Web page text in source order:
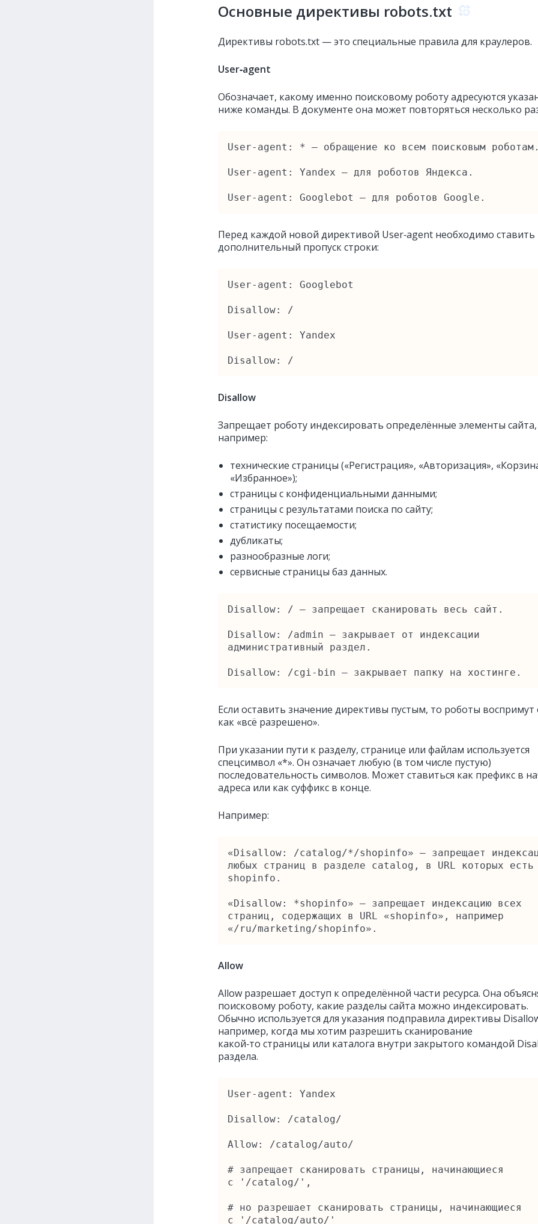
Основные директивы robots.txt
Директивы robots.txt — это специальные правила для краулеров.
User‑agent
Обозначает, какому именно поисковому роботу адресуются
ниже команды. В документе она может повторяться несколько
User‑agent: * — обращение ко всем поисковым
User‑agent: Yandex — для роботов Яндекса.
User‑agent: Googlebot — для роботов Google.
Перед каждой новой директивой User‑agent необходимо ставить
дополнительный пропуск строки:
User‑agent: Googlebot
Disallow: /
User‑agent: Yandex
Disallow: /
Disallow
Запрещает роботу индексировать определённые элементы сайта,
например:
технические страницы («Регистрация», «Авторизация»,
«Избранное»);
страницы с конфиденциальными данными;
страницы с результатами поиска по сайту;
статистику посещаемости;
дубликаты;
разнообразные логи;
сервисные страницы баз данных.
Disallow: / — запрещает сканировать весь сайт.
Disallow: /admin — закрывает от индексации
административный раздел.
Disallow: /cgi-bin — закрывает папку на хостинге.
Если оставить значение директивы пустым, то роботы воспримут
как «всё разрешено».
При указании пути к разделу, странице или файлам используется
спецсимвол «*». Он означает любую (в том числе пустую)
последовательность символов. Может ставиться как префикс в
адреса или как суффикс в конце.
Например:
«Disallow: /catalog/*/shopinfo» — запрещает
любых страниц в разделе catalog, в URL которых есть
shopinfo.
«Disallow: *shopinfo» — запрещает индексацию всех
страниц, содержащих в URL «shopinfo», например
«/ru/marketing/shopinfo».
Allow
Allow разрешает доступ к определённой части ресурса. Она
поисковому роботу, какие разделы сайта можно индексировать.
Обычно используется для указания подправила директивы
например, когда мы хотим разрешить сканирование
какой‑то страницы или каталога внутри закрытого командой
раздела.
User‑agent: Yandex
Disallow: /catalog/
Allow: /catalog/auto/
# запрещает сканировать страницы, начинающиеся
с '/catalog/',
# но разрешает сканировать страницы, начинающиеся
с '/catalog/auto/'